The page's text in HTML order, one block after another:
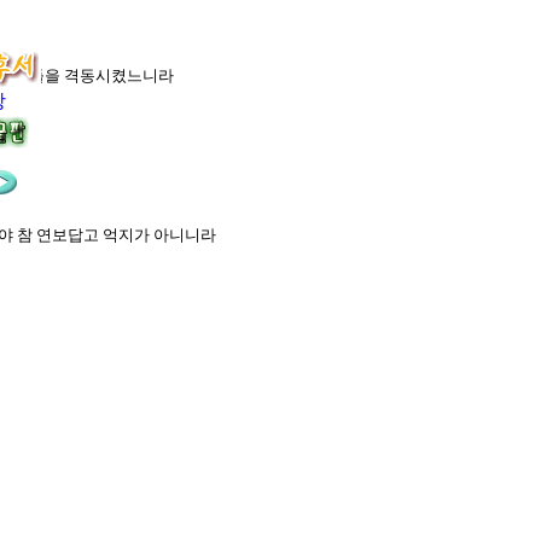
람들을 격동시켰느니라
참 연보답고 억지가 아니니라